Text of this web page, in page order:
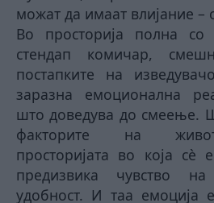
можат да имаат влијание –
Во просторија полна со
стендап комичар,
постапките на
заразна емоционална
што доведува до смеење.
факторите на
просторијата во која
предизвика чувство
удобност. И таа емоција